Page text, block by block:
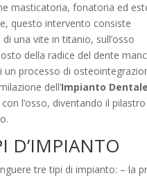
masticatoria, fonatoria ed
questo intervento consiste
di una vite in titanio, sull’osso
della radice del dente
un processo di
dell’Impianto Dentale
con l’osso, diventando il
D’IMPIANTO
tre tipi di impianto: – la